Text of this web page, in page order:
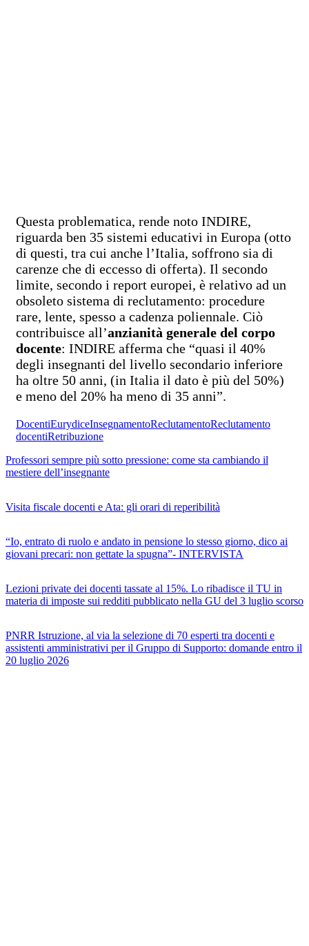
Questa problematica, rende noto INDIRE,
riguarda ben 35 sistemi educativi in Europa (otto
di questi, tra cui anche l’Italia, soffrono sia di
carenze che di eccesso di offerta). Il secondo
limite, secondo i report europei, è relativo ad un
obsoleto sistema di reclutamento: procedure
rare, lente, spesso a cadenza poliennale. Ciò
contribuisce all’anzianità generale del corpo
docente: INDIRE afferma che “quasi il 40%
degli insegnanti del livello secondario inferiore
ha oltre 50 anni, (in Italia il dato è più del 50%)
e meno del 20% ha meno di 35 anni”.
DocentiEurydiceInsegnamentoReclutamentoReclutamento
docentiRetribuzione
Professori sempre più sotto pressione: come sta cambiando il
mestiere dell’insegnante
Visita fiscale docenti e Ata: gli orari di reperibilità
“Io, entrato di ruolo e andato in pensione lo stesso giorno, dico ai
giovani precari: non gettate la spugna”- INTERVISTA
Lezioni private dei docenti tassate al 15%. Lo ribadisce il TU in
materia di imposte sui redditi pubblicato nella GU del 3 luglio scorso
PNRR Istruzione, al via la selezione di 70 esperti tra docenti e
assistenti amministrativi per il Gruppo di Supporto: domande entro il
20 luglio 2026